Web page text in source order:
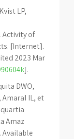
LP,
of
[Internet].
2023 Mar
].
DWO,
Amaral IL, et
Amaz
Available